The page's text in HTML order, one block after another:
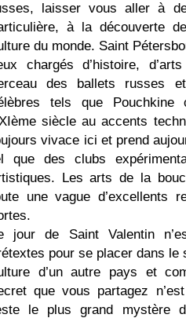
laisser vous aller à
à la découverte
du monde. Saint
chargés d’histoire,
des ballets russes
tels que Pouchkine
siècle au accents
vivace ici et prend
que des clubs
Les arts de la
une vague d’excellents
jour de Saint Valentin
pour se placer dans le
d’un autre pays et
que vous partagez
le plus grand mystère